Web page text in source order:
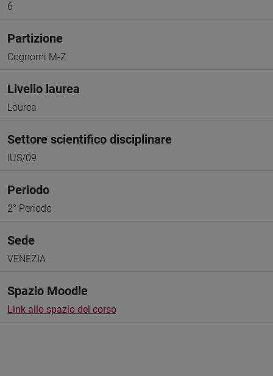
6
Partizione
Cognomi M-Z
Livello laurea
Laurea
Settore scientifico disciplinare
IUS/09
Periodo
2° Periodo
Sede
VENEZIA
Spazio Moodle
Link allo spazio del corso